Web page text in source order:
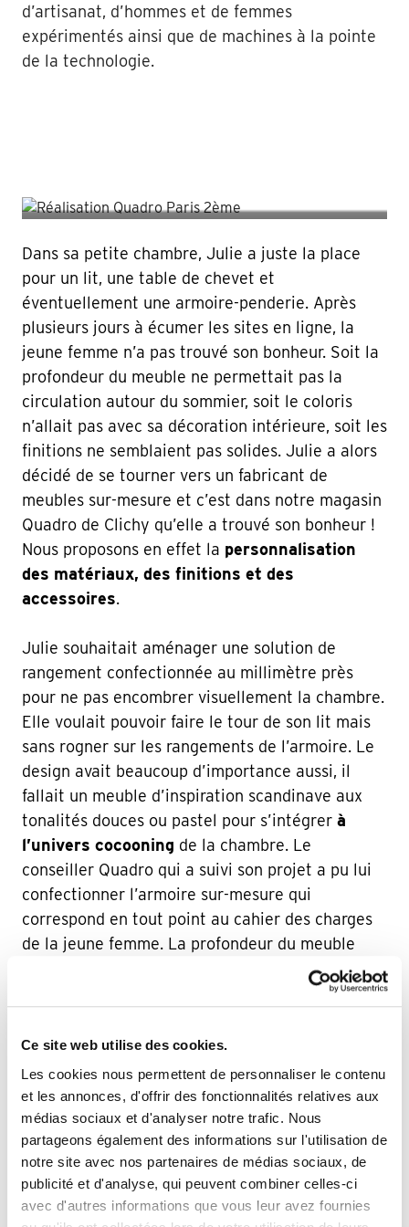
Ce site web utilise des cookies.
Les cookies nous permettent de personnaliser le contenu
et les annonces, d'offrir des fonctionnalités relatives aux
médias sociaux et d'analyser notre trafic. Nous
partageons également des informations sur l'utilisation de
notre site avec nos partenaires de médias sociaux, de
publicité et d'analyse, qui peuvent combiner celles-ci
avec d'autres informations que vous leur avez fournies
d’artisanat, d’hommes et de femmes
expérimentés ainsi que de machines à la pointe
de la technologie.
Dans sa petite chambre, Julie a juste la place
pour un lit, une table de chevet et
éventuellement une armoire-penderie. Après
plusieurs jours à écumer les sites en ligne, la
jeune femme n’a pas trouvé son bonheur. Soit la
profondeur du meuble ne permettait pas la
circulation autour du sommier, soit le coloris
n’allait pas avec sa décoration intérieure, soit les
finitions ne semblaient pas solides. Julie a alors
décidé de se tourner vers un fabricant de
meubles sur-mesure et c’est dans notre magasin
Quadro de Clichy qu’elle a trouvé son bonheur !
Nous proposons en effet la personnalisation
des matériaux, des finitions et des
accessoires.
Julie souhaitait aménager une solution de
rangement confectionnée au millimètre près
pour ne pas encombrer visuellement la chambre.
Elle voulait pouvoir faire le tour de son lit mais
sans rogner sur les rangements de l’armoire. Le
design avait beaucoup d’importance aussi, il
fallait un meuble d’inspiration scandinave aux
tonalités douces ou pastel pour s’intégrer à
l’univers cocooning de la chambre. Le
conseiller Quadro qui a suivi son projet a pu lui
confectionner l’armoire sur-mesure qui
correspond en tout point au cahier des charges
de la jeune femme. La profondeur du meuble
n’excède pas les 40 cm, ce qui laisse du passage
pour circuler. Deux penderies avec les cintres
gagner des rangements dans l’armoire. Les
façades et vantaux vont jusqu’au plafond et pour
que Julie accède aux étagères du haut, un
marchepied a été créé. Ce petit mobilier
modulable fait également office de tabouret. Des
colonnes avec tablettes et des tiroirs
complètent l’armoire ainsi qu’un module range-
chaussures. Quant aux portes battantes, elles